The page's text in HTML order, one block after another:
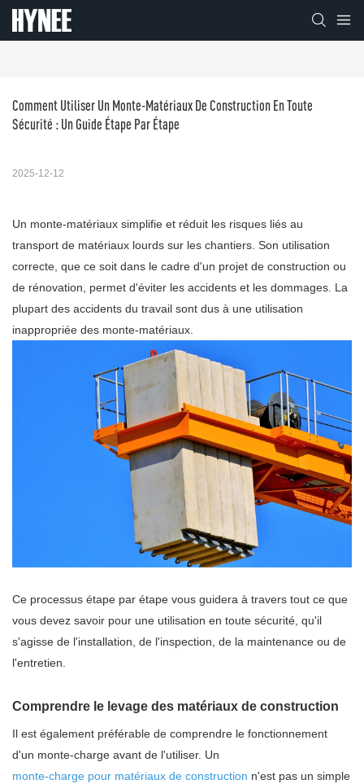
Comment Utiliser Un Monte-Matériaux De Construction En Toute
Sécurité : Un Guide Étape Par Étape
2025-12-12
Un monte-matériaux simplifie et réduit les risques liés au
transport de matériaux lourds sur les chantiers. Son utilisation
correcte, que ce soit dans le cadre d'un projet de construction ou
de rénovation, permet d'éviter les accidents et les dommages. La
plupart des accidents du travail sont dus à une utilisation
inappropriée des monte-matériaux.
Ce processus étape par étape vous guidera à travers tout ce que
vous devez savoir pour une utilisation en toute sécurité, qu'il
s'agisse de l'installation, de l'inspection, de la maintenance ou de
l'entretien.
Comprendre le levage des matériaux de construction
Il est également préférable de comprendre le fonctionnement
d'un monte-charge avant de l'utiliser. Un
monte-charge pour matériaux de construction n'est pas un simple